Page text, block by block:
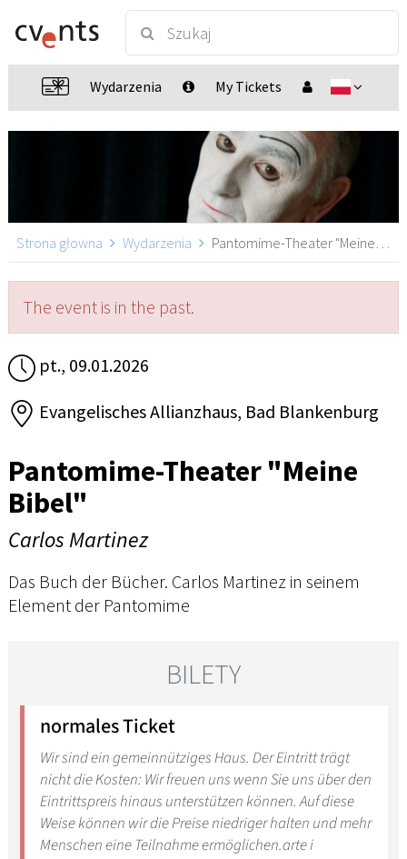
Wydarzenia My Tickets
Strona głowna Wydarzenia Pantomime-Theater "Meine Bibel", Bad Blankenburg
The event is in the past.
pt., 09.01.2026
Evangelisches Allianzhaus, Bad Blankenburg
Pantomime-Theater "Meine
Bibel"
Carlos Martinez
Das Buch der Bücher. Carlos Martinez in seinem
Element der Pantomime